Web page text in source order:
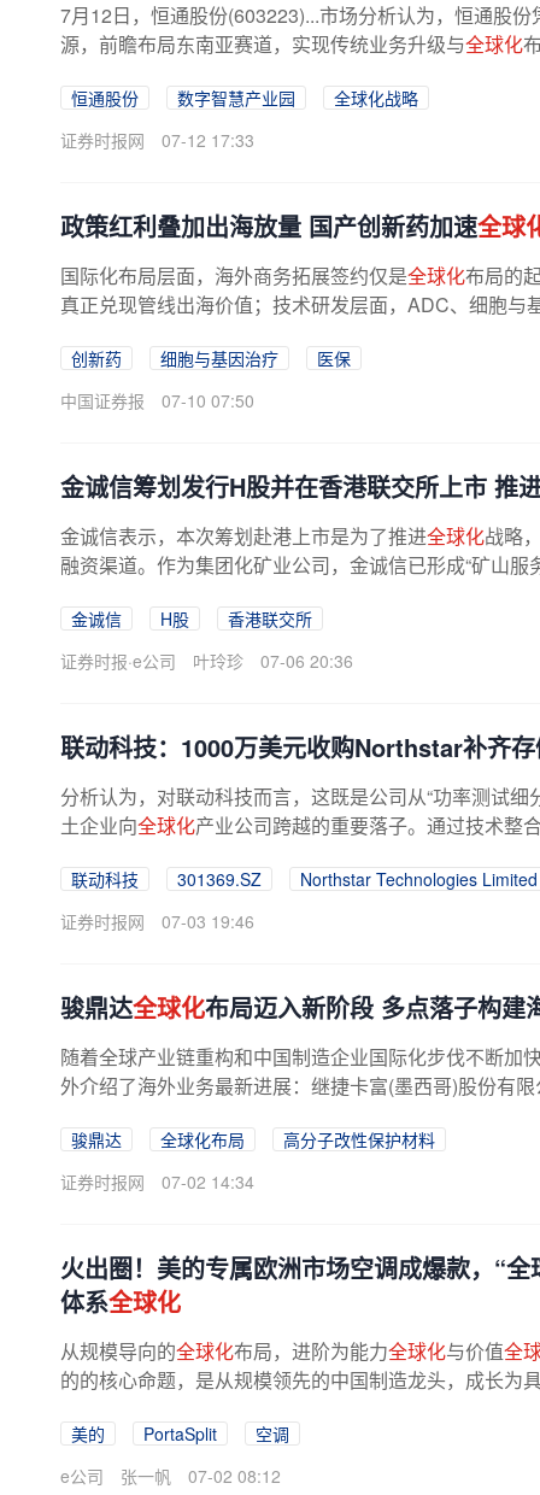
7月12日，恒通股份(603223)...市场分析认为，恒通股
源，前瞻布局东南亚赛道，实现传统业务升级与全球化
恒通股份 数字智慧产业园
全球化战略
证券时报网
07-12 17:33
政策红利叠加出海放量 国产创新药加速全球
国际化布局层面，海外商务拓展签约仅是全球化布局的
真正兑现管线出海价值；技术研发层面，ADC、细胞
创新药 细胞与基因治疗
医保
中国证券报
07-10 07:50
金诚信筹划发行H股并在香港联交所上市 推
金诚信表示，本次筹划赴港上市是为了推进全球化战略
融资渠道。作为集团化矿业公司，金诚信已形成“矿山
金诚信 H股
香港联交所
证券时报·e公司
叶玲珍 07-06 20:36
联动科技：1000万美元收购Northstar补齐
分析认为，对联动科技而言，这既是公司从“功率测试细
土企业向全球化产业公司跨越的重要落子。通过技术整
联动科技 301369.SZ
Northstar Technologies Limited
证券时报网
07-03 19:46
骏鼎达全球化布局迈入新阶段 多点落子构建
随着全球产业链重构和中国制造企业国际化步伐不断加
外介绍了海外业务最新进展：继捷卡富(墨西哥)股份有
骏鼎达 全球化布局
高分子改性保护材料
证券时报网
07-02 14:34
火出圈！美的专属欧洲市场空调成爆款，“
体系全球化
从规模导向的全球化布局，进阶为能力全球化与价值全
的的核心命题，是从规模领先的中国制造龙头，成长为
美的 PortaSplit
空调
e公司
张一帆 07-02 08:12